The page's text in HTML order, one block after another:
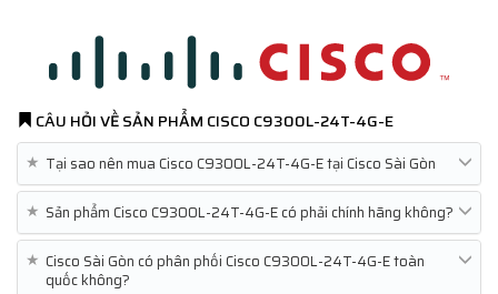
CÂU HỎI VỀ SẢN PHẨM CISCO C9300L-24T-4G-E
★ Tại sao nên mua Cisco C9300L-24T-4G-E tại Cisco Sài Gòn
★ Sản phẩm Cisco C9300L-24T-4G-E có phải chính hãng không?
★ Cisco Sài Gòn có phân phối Cisco C9300L-24T-4G-E toàn
quốc không?